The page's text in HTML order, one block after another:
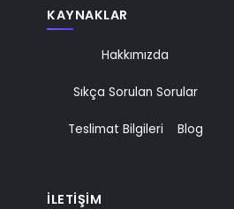
KAYNAKLAR
Hakkımızda
Sıkça Sorulan Sorular
Teslimat Bilgileri Blog
İLETİŞİM